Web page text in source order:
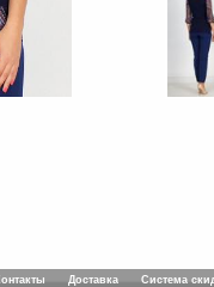
Доставка Система